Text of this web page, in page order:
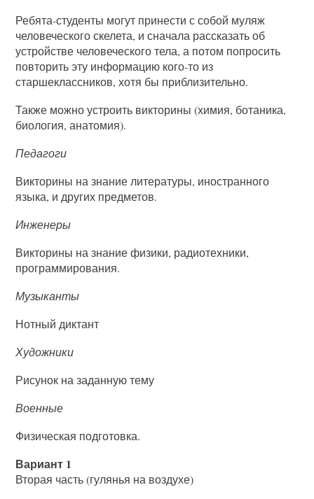
Ребята-студенты могут принести с собой муляж
человеческого скелета, и сначала рассказать об
устройстве человеческого тела, а потом попросить
повторить эту информацию кого-то из
старшеклассников, хотя бы приблизительно.
Также можно устроить викторины (химия, ботаника,
биология, анатомия).
Педагоги
Викторины на знание литературы, иностранного
языка, и других предметов.
Инженеры
Викторины на знание физики, радиотехники,
программирования.
Музыканты
Нотный диктант
Художники
Рисунок на заданную тему
Военные
Физическая подготовка.
Вариант 1
Вторая часть (гулянья на воздухе)